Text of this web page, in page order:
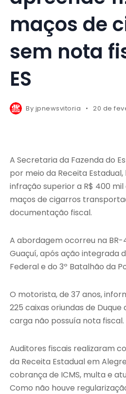
maços de
sem nota
ES
By jpnewsvitoria 20 de
A Secretaria da Fazenda do
por meio da Receita
infração superior a R$ 400 mil
maços de cigarros
documentação fiscal.
A abordagem ocorreu na
Guaçuí, após ação integrada
Federale do 3º Batalhão da
O motorista, de 37 anos,
225 caixas oriundas de Duque
carga não possuía nota fiscal.
Auditores fiscais realizaram
da Receita Estadual em
cobrança de ICMS, multa e
Como não houve